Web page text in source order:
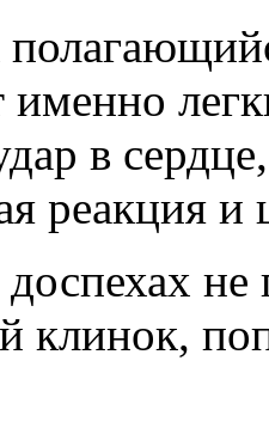
именно
в
реакция и
не
клинок,